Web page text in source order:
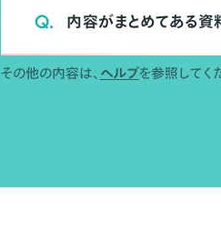
Q. 内容がまとめてある資
その他の内容は、 ヘルプを参照してく